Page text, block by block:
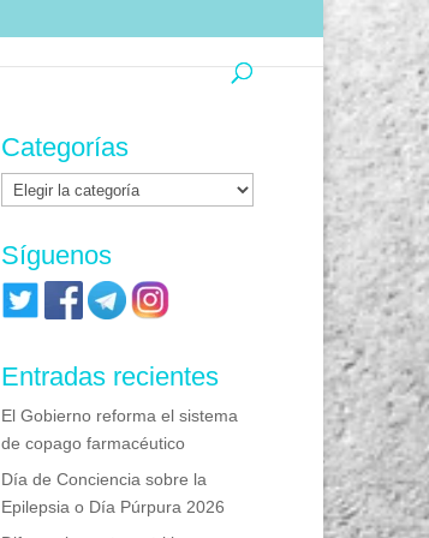
Categorías
Categorías
Síguenos
Entradas recientes
El Gobierno reforma el sistema
de copago farmacéutico
Día de Conciencia sobre la
Epilepsia o Día Púrpura 2026